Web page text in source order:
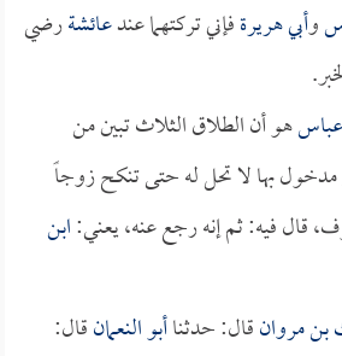
وأبي هريرةفإني تركتهما عندعائشةرضي
هو أن الطلاق الثلاث تبين من
بها لا تحل له حتى تنكح زوجاً
قال فيه: ثم إنه رجع عنه، يعني:ابن
بن مروانقال: حدثناأبو النعمانقال: